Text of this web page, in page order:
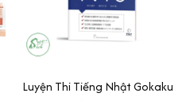
Luyện Thi Tiếng Nhật Gokaku